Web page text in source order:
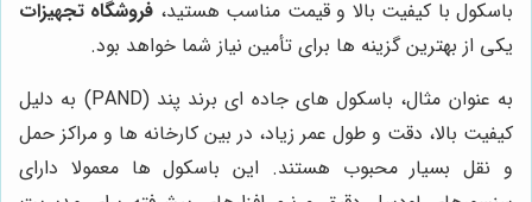
باسکول با کیفیت بالا و قیمت مناسب هستید، فروشگاه تجهیزات
یکی از بهترین گزینه ها برای تأمین نیاز شما خواهد بود.
به عنوان مثال، باسکول های جاده ای برند پند (PAND) به دلیل
کیفیت بالا، دقت و طول عمر زیاد، در بین کارخانه ها و مراکز حمل
و نقل بسیار محبوب هستند. این باسکول ها معمولا دارای